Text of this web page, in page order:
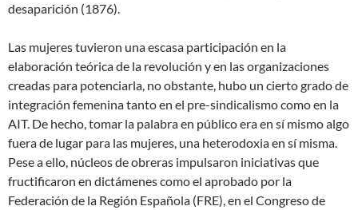
desaparición (1876).
Las mujeres tuvieron una escasa participación en la
elaboración teórica de la revolución y en las organizaciones
creadas para potenciarla, no obstante, hubo un cierto grado de
integración femenina tanto en el pre-sindicalismo como en la
AIT. De hecho, tomar la palabra en público era en sí mismo algo
fuera de lugar para las mujeres, una heterodoxia en sí misma.
Pese a ello, núcleos de obreras impulsaron iniciativas que
fructificaron en dictámenes como el aprobado por la
Federación de la Región Española (FRE), en el Congreso de